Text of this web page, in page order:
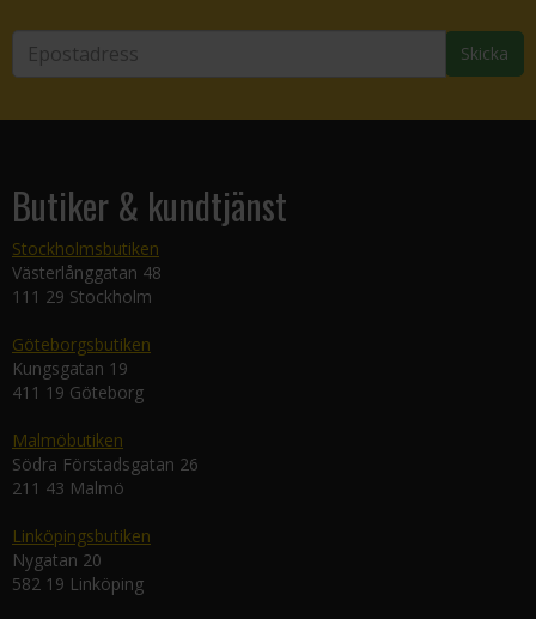
Skicka
Butiker & kundtjänst
Stockholmsbutiken
Västerlånggatan 48
111 29 Stockholm
Göteborgsbutiken
Kungsgatan 19
411 19 Göteborg
Malmöbutiken
Södra Förstadsgatan 26
211 43 Malmö
Linköpingsbutiken
Nygatan 20
582 19 Linköping